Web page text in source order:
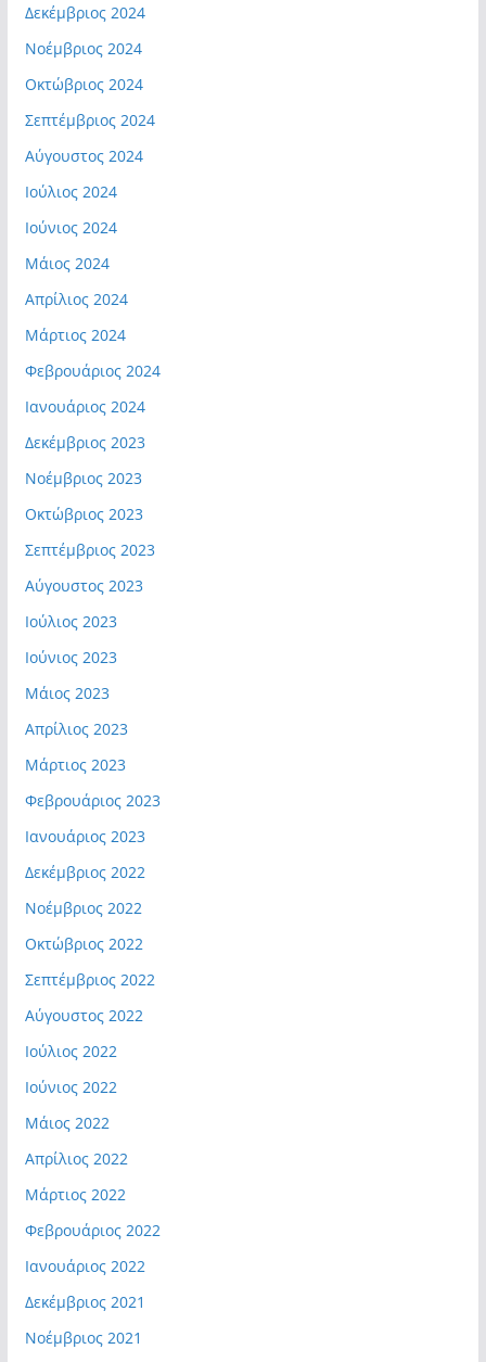
Δεκέμβριος 2024
Νοέμβριος 2024
Οκτώβριος 2024
Σεπτέμβριος 2024
Αύγουστος 2024
Ιούλιος 2024
Ιούνιος 2024
Μάιος 2024
Απρίλιος 2024
Μάρτιος 2024
Φεβρουάριος 2024
Ιανουάριος 2024
Δεκέμβριος 2023
Νοέμβριος 2023
Οκτώβριος 2023
Σεπτέμβριος 2023
Αύγουστος 2023
Ιούλιος 2023
Ιούνιος 2023
Μάιος 2023
Απρίλιος 2023
Μάρτιος 2023
Φεβρουάριος 2023
Ιανουάριος 2023
Δεκέμβριος 2022
Νοέμβριος 2022
Οκτώβριος 2022
Σεπτέμβριος 2022
Αύγουστος 2022
Ιούλιος 2022
Ιούνιος 2022
Μάιος 2022
Απρίλιος 2022
Μάρτιος 2022
Φεβρουάριος 2022
Ιανουάριος 2022
Δεκέμβριος 2021
Νοέμβριος 2021